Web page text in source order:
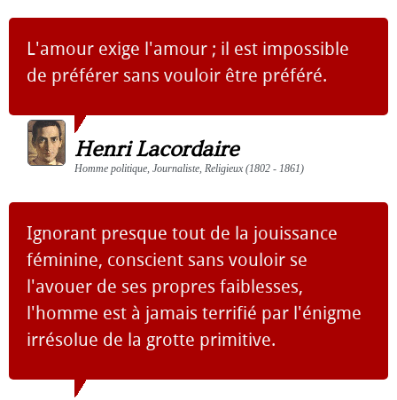
L'amour exige l'amour ; il est impossible
de préférer sans vouloir être préféré.
Henri Lacordaire
Homme politique, Journaliste, Religieux (1802 - 1861)
Ignorant presque tout de la jouissance
féminine, conscient sans vouloir se
l'avouer de ses propres faiblesses,
l'homme est à jamais terrifié par l'énigme
irrésolue de la grotte primitive.